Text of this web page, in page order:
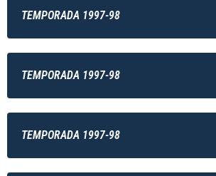
TEMPORADA 1997-98
TEMPORADA 1997-98
TEMPORADA 1997-98